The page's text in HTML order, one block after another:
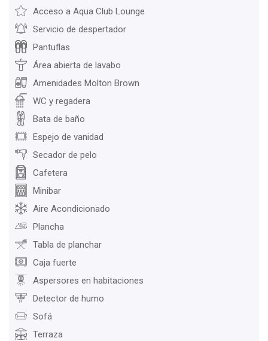
Acceso a Aqua Club Lounge
Servicio de despertador
Pantuflas
Área abierta de lavabo
Amenidades Molton Brown
WC y regadera
Bata de baño
Espejo de vanidad
Secador de pelo
Cafetera
Minibar
Aire Acondicionado
Plancha
Tabla de planchar
Caja fuerte
Aspersores en habitaciones
Detector de humo
Sofá
Terraza